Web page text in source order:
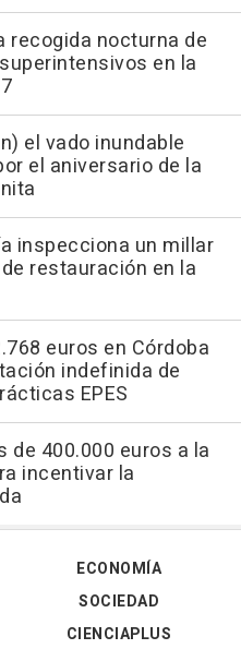
recogida nocturna de
en la
el vado inundable
el aniversario de la
inspecciona un millar
restauración en la
euros en Córdoba
indefinida de
EPES
de 400.000 euros a la
incentivar la
ECONOMÍA
SOCIEDAD
CIENCIAPLUS